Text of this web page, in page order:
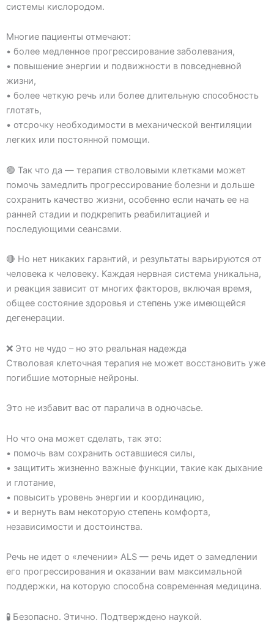
системы кислородом.
Многие пациенты отмечают:
• более медленное прогрессирование заболевания,
• повышение энергии и подвижности в повседневной
жизни,
• более четкую речь или более длительную способность
глотать,
• отсрочку необходимости в механической вентиляции
легких или постоянной помощи.
🟢 Так что да — терапия стволовыми клетками может
помочь замедлить прогрессирование болезни и дольше
сохранить качество жизни, особенно если начать ее на
ранней стадии и подкрепить реабилитацией и
последующими сеансами.
🔴 Но нет никаких гарантий, и результаты варьируются от
человека к человеку. Каждая нервная система уникальна,
и реакция зависит от многих факторов, включая время,
общее состояние здоровья и степень уже имеющейся
дегенерации.
❌ Это не чудо – но это реальная надежда
Стволовая клеточная терапия не может восстановить уже
погибшие моторные нейроны.
Это не избавит вас от паралича в одночасье.
Но что она может сделать, так это:
• помочь вам сохранить оставшиеся силы,
• защитить жизненно важные функции, такие как дыхание
и глотание,
• повысить уровень энергии и координацию,
• и вернуть вам некоторую степень комфорта,
независимости и достоинства.
Речь не идет о «лечении» ALS — речь идет о замедлении
его прогрессирования и оказании вам максимальной
поддержки, на которую способна современная медицина.
🧪 Безопасно. Этично. Подтверждено наукой.